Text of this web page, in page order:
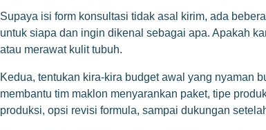
Supaya isi form konsultasi tidak asal kirim, ada
untuk siapa dan ingin dikenal sebagai apa. Apakah
atau merawat kulit tubuh.
Kedua, tentukan kira-kira budget awal yang nyaman
membantu tim maklon menyarankan paket, tipe
produksi, opsi revisi formula, sampai dukungan